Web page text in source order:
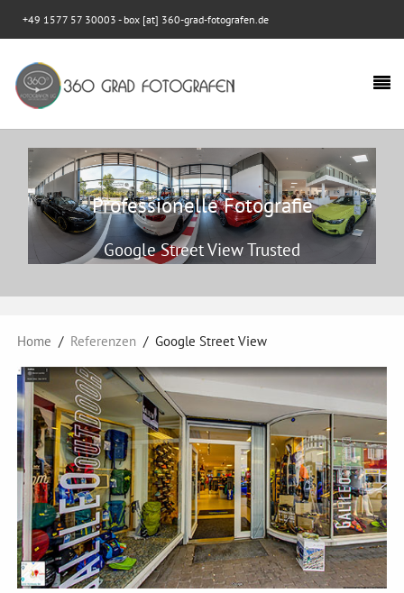
+49 1577 57 30003 - box [at] 360-grad-fotografen.de
Professionelle Fotografie
Google Street View Trusted
Home Referenzen Google Street View